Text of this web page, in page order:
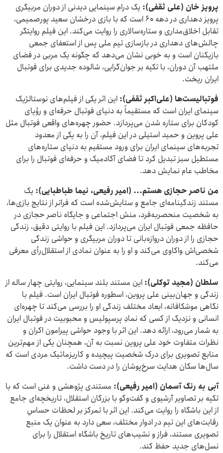
پرویز خان (علی ثقفی): یک درام سینمایی دیدنی از دوران مربیگری
پرویز دهداری در دهه ۶۰ است که با بازی درخشان سعید پورصمیمی،
تقابل اخلاق‌مداری و ستاره‌سالاری را روایت می‌کند. این فیلم روایتگر
چالش‌های دهداری در بازسازی تیم ملی پس از استعفای جمعی
بازیکنان است و به خوبی نشان می‌دهد که چگونه یک مربی در فضای
ملتهب آن دوران، با تکیه بر جوان‌گرایی، شالوده جدیدی برای فوتبال
ایران ریخت.
فوتبالیست‌ها (علی‌اکبر ثقفی): این اثر یکی از فیلم‌های نوستالژیک
سینمای ایران است که مستقیماً به دنیای فوتبال حرفه‌ای و رؤیای
کودکان برای ستاره شدن می‌پردازد. حضور چهره‌های واقعی فوتبال مثل
علی پروین و حمید استیلی در این فیلم، آن را به یکی از معدود
تجربه‌های سینمای ایران برای ورود مستقیم به دنیای ستاره‌های
مستطیل سبز تبدیل کرد تا فضای آکادمیک و حرفه‌ای فوتبال را برای
مخاطب عام نمایش دهد.
من ناصر حجازی هستم... (امیر رفیعی، نیما طباطبایی): یک
مستند زندگینامه‌ای جامع و ستایش‌شده است که فراتر از نتایج بازی‌ها،
به شخصیت منحصربه‌فرد، منش اجتماعی و جایگاه ناصر حجازی در
حافظه جمعی فوتبال ایران می‌پردازد. این فیلم با روایتی دقیق، زندگی
حجازی را از دوران دروازه‌بانی تا دوران مربیگری و حواشی زندگی
شخصی‌اش واکاوی می‌کند و او را به عنوان نمادی از استقلال‌رأی معرفی
می‌کند.
سلطان (مجید توکلی): این مستند بلند سینمایی، روایتی چهار ساله از
زندگی و جهان‌بینی علی پروین، اسطوره فوتبال ایران است. فیلم با
نگاهی موشکافانه، ابعاد مختلف زندگی او را بررسی می‌کند تا چهره‌ای
انسانی و نزدیک از کسی که نمادِ پرسپولیس و محبوبیت در فوتبال ایران
به شمار می‌رود، ارائه دهد. این اثر با وجود حواشی پیرامون اکران و
نظرات متفاوت خود علی پروین نسبت به آن، همچنان یکی از مهم‌ترین
منابع تصویری برای درک شخصیت پیچیده و کاریزماتیک مردی است که
سال‌ها سکان هدایت سرخ‌پوشان را در دست داشت.
آبی به رنگ آسمان (امیر رفیعی): مستندی پژوهشی و غنی است که با
تکیه بر تصاویر آرشیوی و گفت‌وگو با بزرگان استقلال، تاریخچه‌ای جامع
از این باشگاه را روایت می‌کند. این اثر با تمرکز بر لحظات حساسِ
رقابت‌های این تیم در ادوار مختلف، سعی دارد به عنوان یک منبع
تصویری مستند، فراز و نشیب‌های تاریخ باشگاه استقلال را برای
نسل‌های جدید حفظ کند.